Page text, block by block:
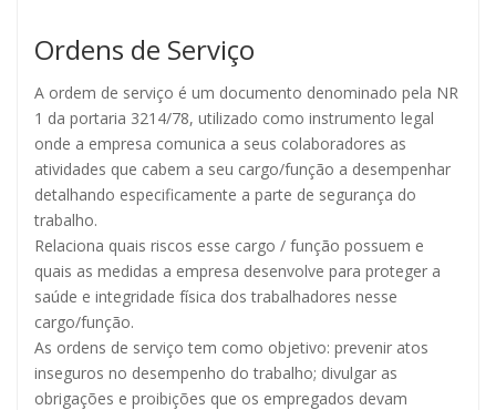
Ordens de Serviço
A ordem de serviço é um documento denominado pela NR
1 da portaria 3214/78, utilizado como instrumento legal
onde a empresa comunica a seus colaboradores as
atividades que cabem a seu cargo/função a desempenhar
detalhando especificamente a parte de segurança do
trabalho.
Relaciona quais riscos esse cargo / função possuem e
quais as medidas a empresa desenvolve para proteger a
saúde e integridade física dos trabalhadores nesse
cargo/função.
As ordens de serviço tem como objetivo: prevenir atos
inseguros no desempenho do trabalho; divulgar as
obrigações e proibições que os empregados devam